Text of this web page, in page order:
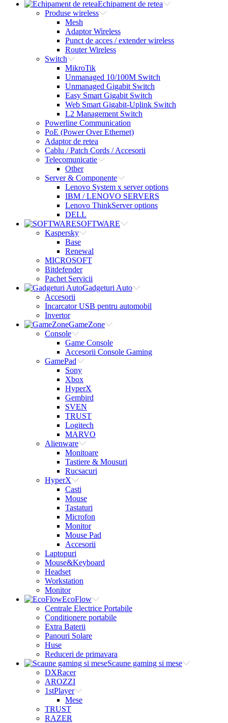
Echipament de retea
Produse wireless
Mesh
Adaptor Wireless
Punct de acces / extender wireless
Router Wireless
Switch
MikroTik
Unmanaged 10/100M Switch
Unmanaged Gigabit Switch
Easy Smart Gigabit Switch
Web Smart Gigabit-Uplink Switch
L2 Management Switch
Powerline Communication
PoE (Power Over Ethernet)
Adaptor de retea
Cablu / Patch Cords / Accesorii
Telecomunicatie
Other
Server & Componente
Lenovo System x server options
IBM / LENOVO SERVERS
Lenovo ThinkServer options
DELL
SOFTWARE
Kaspersky
Base
Renewal
MICROSOFT
Bitdefender
Pachet Servicii
Gadgeturi Auto
Accesorii
Incarcator USB pentru automobil
Invertor
GameZone
Console
Game Console
Accesorii Console Gaming
GamePad
Sony
Xbox
HyperX
Gembird
SVEN
TRUST
Logitech
MARVO
Alienware
Monitoare
Tastiere & Mousuri
Rucsacuri
HyperX
Casti
Mouse
Tastaturi
Microfon
Monitor
Mouse Pad
Accesorii
Laptopuri
Mouse&Keyboard
Headset
Workstation
Monitor
EcoFlow
Centrale Electrice Portabile
Conditionere portabile
Extra Baterii
Panouri Solare
Huse
Reduceri de primavara
Scaune gaming si mese
DXRacer
AROZZI
1stPlayer
Mese
TRUST
RAZER